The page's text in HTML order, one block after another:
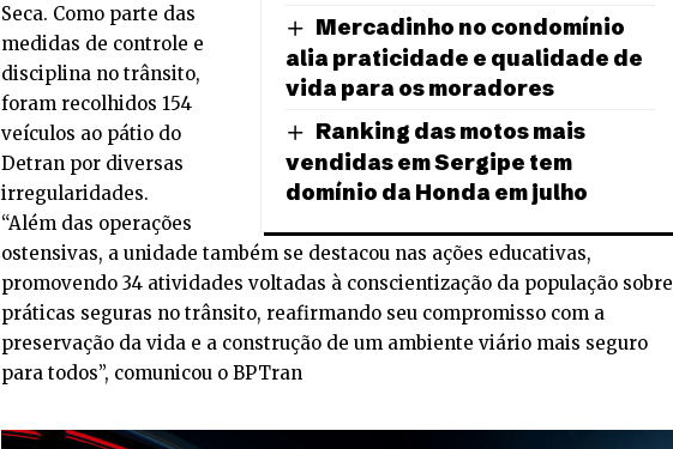
Mercadinho no condomínio
alia praticidade e qualidade de
vida para os moradores
Ranking das motos mais
vendidas em Sergipe tem
domínio da Honda em julho
Seca. Como parte das
medidas de controle e
disciplina no trânsito,
foram recolhidos 154
veículos ao pátio do
Detran por diversas
irregularidades.
“Além das operações
ostensivas, a unidade também se destacou nas ações educativas,
promovendo 34 atividades voltadas à conscientização da população sobre
práticas seguras no trânsito, reafirmando seu compromisso com a
preservação da vida e a construção de um ambiente viário mais seguro
para todos”, comunicou o BPTran